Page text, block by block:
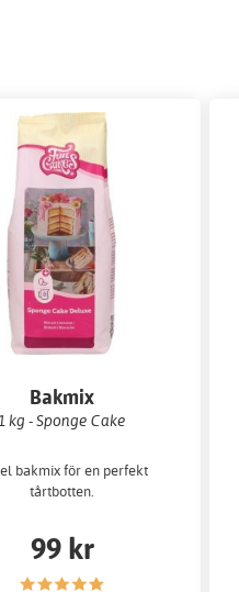
Bakmix
1 kg - Sponge Cake
bakmix för en perfekt
tårtbotten.
99 kr